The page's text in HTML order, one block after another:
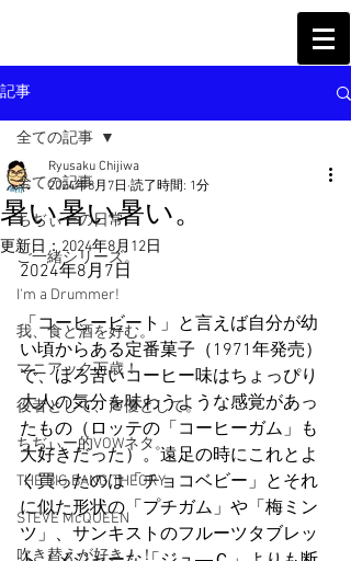
記事
全ての記事
ちぢぃーの日常
ご一緒シリーズ。
I'm a Drummer!
我、食と酒を好む。
マニアック万歳！
役者として、声優として。
ちぢぃー的VOWネタ。
THE BIG BANG THEORY
STEVE McQUEEN
吹き替えが好き！！
全ての記事
暑い暑い暑い。
Ryusaku Chijiwa
2024年8月7日 読了時間: 1分
更新日：2024年8月12日
2024年8月7日
「コーヒービート」と言えば自分が幼
い頃からある定番菓子（1971年発売）
で、ほろ苦いコーヒー味はちょっぴり
大人の気分を味わうような感覚があっ
たもの（ロッテの「コーヒーガム」も
大好きだった）。遠足の時にこれとよ
く買ったのは「チョコベビー」とそれ
に似た形状の「プチガム」や「梅ミン
ツ」、サンキストのフルーツタブレッ